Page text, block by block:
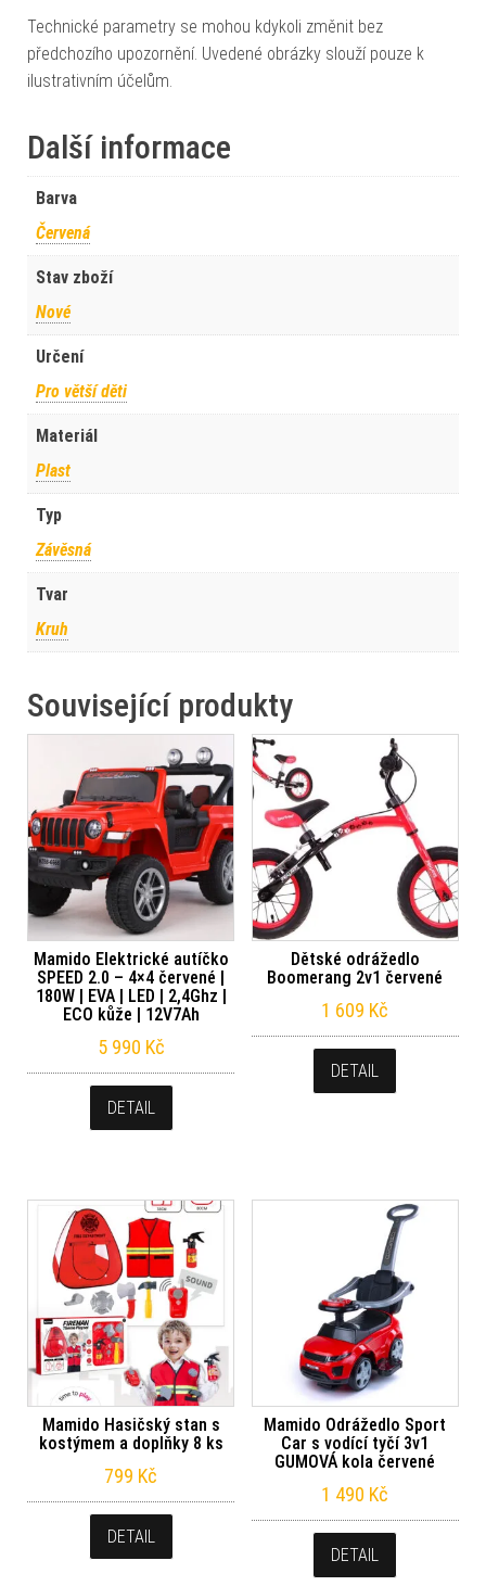
Technické parametry se mohou kdykoli změnit bez
předchozího upozornění. Uvedené obrázky slouží pouze k
ilustrativním účelům.
Další informace
Barva
Červená
Stav zboží
Nové
Určení
Pro větší děti
Materiál
Plast
Typ
Závěsná
Tvar
Kruh
Související produkty
Mamido Elektrické autíčko
SPEED 2.0 – 4×4 červené |
180W | EVA | LED | 2,4Ghz |
ECO kůže | 12V7Ah
5 990 Kč
DETAIL
Dětské odrážedlo
Boomerang 2v1 červené
1 609 Kč
DETAIL
Mamido Hasičský stan s
kostýmem a doplňky 8 ks
799 Kč
DETAIL
Mamido Odrážedlo Sport
Car s vodící tyčí 3v1
GUMOVÁ kola červené
1 490 Kč
DETAIL